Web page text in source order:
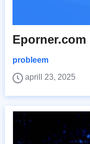
Eporner.com
probleem
aprill 23, 2025